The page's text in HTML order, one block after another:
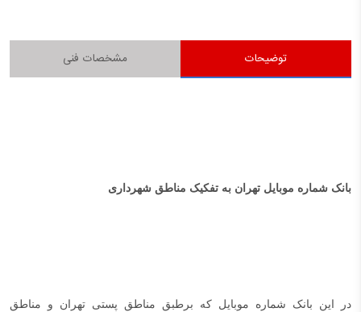
توضیحات مشخصات فنی
بانک شماره موبایل تهران به تفکیک مناطق شهرداری
در این بانک شماره موبایل که برطبق مناطق پستی تهران و مناطق